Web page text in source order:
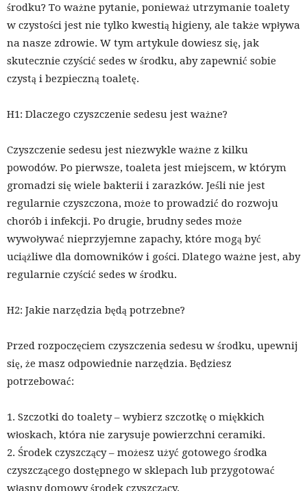
środku? To ważne pytanie, ponieważ utrzymanie toalety
w czystości jest nie tylko kwestią higieny, ale także wpływa
na nasze zdrowie. W tym artykule dowiesz się, jak
skutecznie czyścić sedes w środku, aby zapewnić sobie
czystą i bezpieczną toaletę.
H1: Dlaczego czyszczenie sedesu jest ważne?
Czyszczenie sedesu jest niezwykle ważne z kilku
powodów. Po pierwsze, toaleta jest miejscem, w którym
gromadzi się wiele bakterii i zarazków. Jeśli nie jest
regularnie czyszczona, może to prowadzić do rozwoju
chorób i infekcji. Po drugie, brudny sedes może
wywoływać nieprzyjemne zapachy, które mogą być
uciążliwe dla domowników i gości. Dlatego ważne jest, aby
regularnie czyścić sedes w środku.
H2: Jakie narzędzia będą potrzebne?
Przed rozpoczęciem czyszczenia sedesu w środku, upewnij
się, że masz odpowiednie narzędzia. Będziesz
potrzebować:
1. Szczotki do toalety – wybierz szczotkę o miękkich
włoskach, która nie zarysuje powierzchni ceramiki.
2. Środek czyszczący – możesz użyć gotowego środka
czyszczącego dostępnego w sklepach lub przygotować
własny domowy środek czyszczący.